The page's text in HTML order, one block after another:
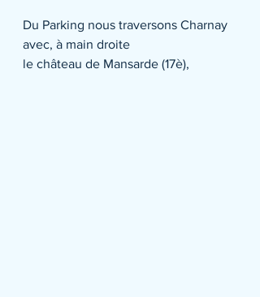
Du Parking nous traversons Charnay
avec, à main droite
le château de Mansarde (17è),